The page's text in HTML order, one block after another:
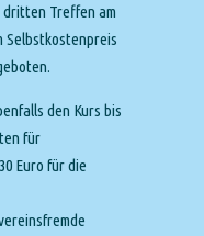
dritten Treffen am
Selbstkostenpreis
den Kurs bis
für
Euro für die